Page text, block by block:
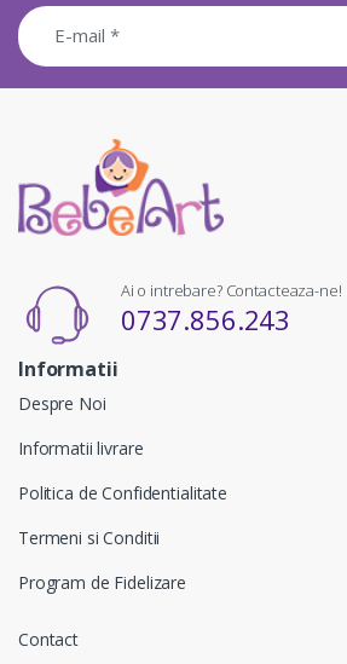
Ai o intrebare? Contacteaza-ne!
0737.856.243
Informatii
Despre Noi
Informatii livrare
Politica de Confidentialitate
Termeni si Conditii
Program de Fidelizare
Contact